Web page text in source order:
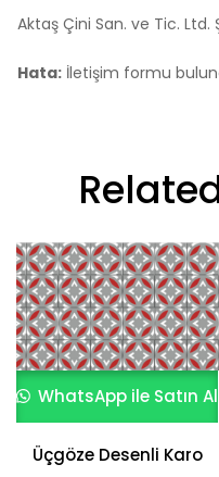
Aktaş Çini San. ve Tic. Ltd.
Hata: İletişim formu
WhatsApp ile Satın Al
Üçgöze Desenli Karo